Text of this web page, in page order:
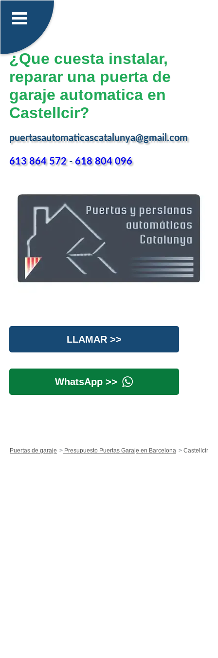
¿Que cuesta instalar,
reparar una puerta de
garaje automatica en
Castellcir?
puertasautomaticascatalunya@gmail.com
613 864 572-618 804 096
LLAMAR >>
WhatsApp >>
Puertas de garaje Presupuesto Puertas Garaje en Barcelona Castellcir